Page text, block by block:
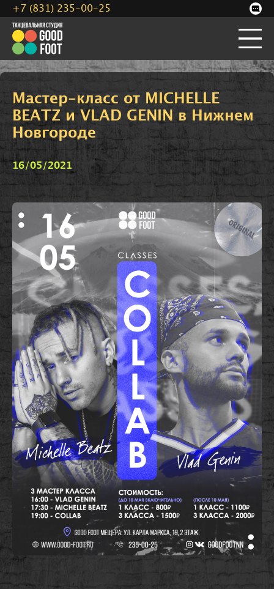
Мастер-класс от MICHELLE
BEATZ и VLAD GENIN в Нижнем
Новгороде
16/05/2021
+7 (831) 235-00-25